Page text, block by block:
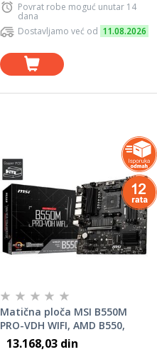
Povrat robe moguć unutar 14
dana
Dostavljamo već od 11.08.2026
Matična ploča MSI B550M
PRO-VDH WIFI, AMD B550,
AM4, mATX
13.168,03 din